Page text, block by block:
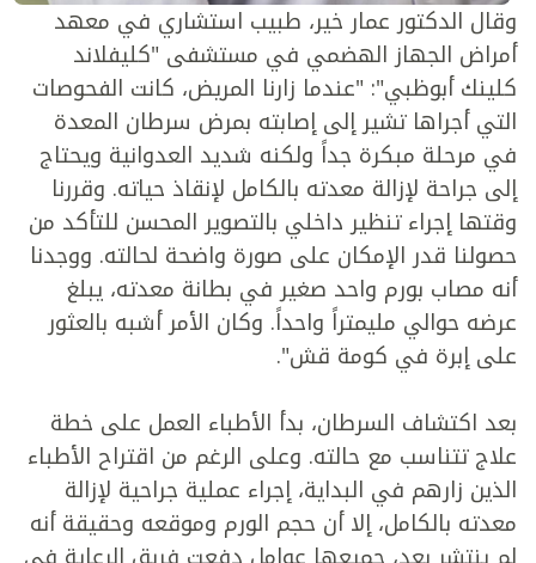
وقال الدكتور عمار خير، طبيب استشاري في معهد
أمراض الجهاز الهضمي في مستشفى "كليفلاند
كلينك أبوظبي": "عندما زارنا المريض، كانت الفحوصات
التي أجراها تشير إلى إصابته بمرض سرطان المعدة
في مرحلة مبكرة جداً ولكنه شديد العدوانية ويحتاج
إلى جراحة لإزالة معدته بالكامل لإنقاذ حياته. وقررنا
وقتها إجراء تنظير داخلي بالتصوير المحسن للتأكد من
حصولنا قدر الإمكان على صورة واضحة لحالته. ووجدنا
أنه مصاب بورم واحد صغير في بطانة معدته، يبلغ
عرضه حوالي مليمتراً واحداً. وكان الأمر أشبه بالعثور
على إبرة في كومة قش".
بعد اكتشاف السرطان، بدأ الأطباء العمل على خطة
علاج تتناسب مع حالته. وعلى الرغم من اقتراح الأطباء
الذين زارهم في البداية، إجراء عملية جراحية لإزالة
معدته بالكامل، إلا أن حجم الورم وموقعه وحقيقة أنه